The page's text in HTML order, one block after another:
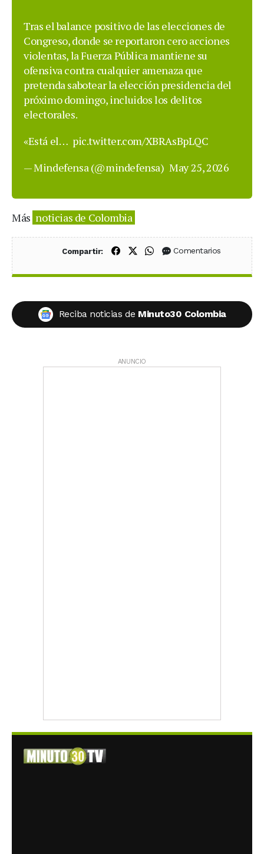
Tras el balance positivo de las elecciones de
Congreso, donde se reportaron cero acciones
violentas, la Fuerza Pública mantiene su
ofensiva contra cualquier amenaza que
pretenda sabotear la elección presidencia del
próximo domingo, incluidos los delitos
electorales.
«Está el… pic.twitter.com/XBRAsBpLQC
— Mindefensa (@mindefensa) May 25, 2026
Más noticias de Colombia
Compartir: Compartir en Facebook
Compartir en X (Twitter)
Compartir en WhatsApp
Comentarios
Reciba noticias de Minuto30 Colombia
ANUNCIO